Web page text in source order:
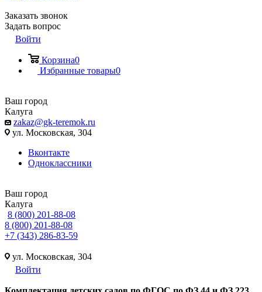
Заказать звонок
Задать вопрос
Войти
Корзина0
Избранные товары0
Ваш город
Калуга
zakaz@gk-teremok.ru
ул. Московская, 304
Вконтакте
Одноклассники
Ваш город
Калуга
8 (800) 201-88-08
8 (800) 201-88-08
+7 (343) 286-83-59
ул. Московская, 304
Войти